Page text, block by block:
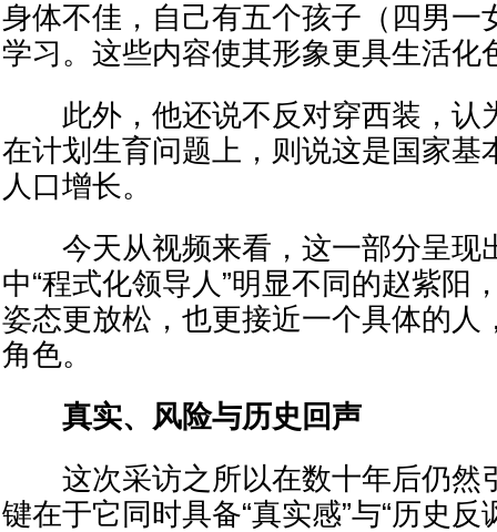
身体不佳，自己有五个孩子（四男一
学习。这些内容使其形象更具生活化
此外，他还说不反对穿西装，认
在计划生育问题上，则说这是国家基
人口增长。
今天从视频来看，这一部分呈现
中“程式化领导人”明显不同的赵紫阳
姿态更放松，也更接近一个具体的人
角色。
真实、风险与历史回声
这次采访之所以在数十年后仍然
键在于它同时具备“真实感”与“历史反